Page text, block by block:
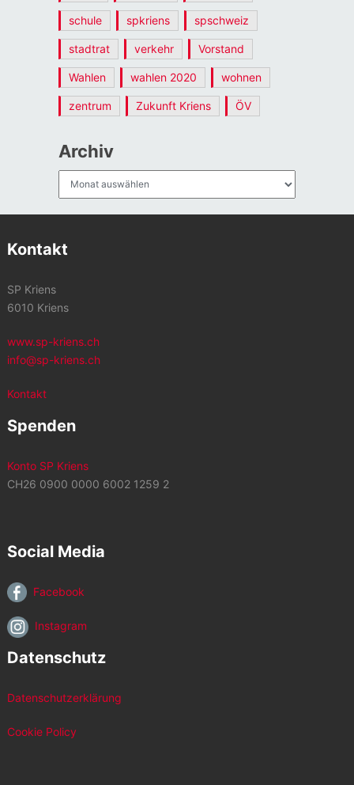
schule spkriens spschweiz
stadtrat verkehr Vorstand
Wahlen wahlen 2020 wohnen
zentrum Zukunft Kriens ÖV
Archiv
Kontakt
SP Kriens
6010 Kriens
www.sp-kriens.ch
info@sp-kriens.ch
Kontakt
Spenden
Konto SP Kriens
CH26 0900 0000 6002 1259 2
Social Media
Facebook
Instagram
Datenschutz
Datenschutzerklärung
Cookie Policy